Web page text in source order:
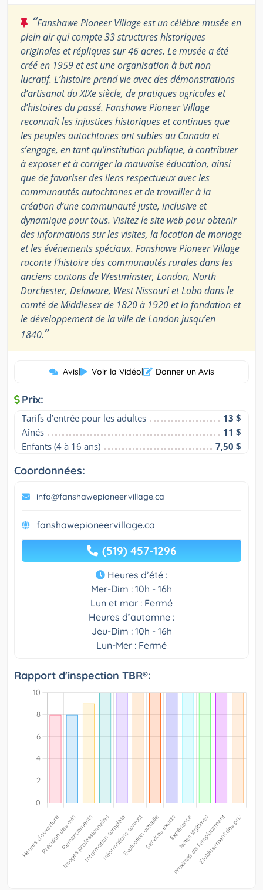
“Fanshawe Pioneer Village est un célèbre musée en
plein air qui compte 33 structures historiques
originales et répliques sur 46 acres. Le musée a été
créé en 1959 et est une organisation à but non
lucratif. L’histoire prend vie avec des démonstrations
d’artisanat du XIXe siècle, de pratiques agricoles et
d’histoires du passé. Fanshawe Pioneer Village
reconnaît les injustices historiques et continues que
les peuples autochtones ont subies au Canada et
s’engage, en tant qu’institution publique, à contribuer
à exposer et à corriger la mauvaise éducation, ainsi
que de favoriser des liens respectueux avec les
communautés autochtones et de travailler à la
création d’une communauté juste, inclusive et
dynamique pour tous. Visitez le site web pour obtenir
des informations sur les visites, la location de mariage
et les événements spéciaux. Fanshawe Pioneer Village
raconte l’histoire des communautés rurales dans les
anciens cantons de Westminster, London, North
Dorchester, Delaware, West Nissouri et Lobo dans le
comté de Middlesex de 1820 à 1920 et la fondation et
le développement de la ville de London jusqu’en
1840.”
Avis| Voir la Vidéo| Donner un Avis
Prix:
Tarifs d’entrée pour les adultes
13 $
Aînés
11 $
Enfants (4 à 16 ans)
7,50 $
Coordonnées:
info@fanshawepioneervillage.ca
fanshawepioneervillage.ca
(519) 457-1296
Heures d’été :
Mer-Dim : 10h - 16h
Lun et mar : Fermé
Heures d’automne :
Jeu-Dim : 10h - 16h
Lun-Mer : Fermé
Rapport d'inspection TBR®: